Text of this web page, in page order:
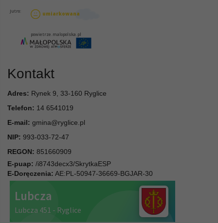
Kontakt
Adres: Rynek 9, 33-160 Ryglice
Telefon: 14 6541019
E-mail: gmina@ryglice.pl
NIP: 993-033-72-47
REGON: 851660909
E-puap: /i8743decx3/SkrytkaESP
E-Doręczenia: AE:PL-50947-36669-BGJAR-30